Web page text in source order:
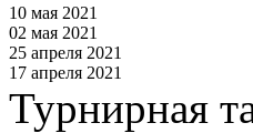
10 мая 2021
02 мая 2021
25 апреля 2021
17 апреля 2021
Турнирная